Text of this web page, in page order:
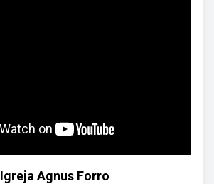
Igreja Agnus Forro